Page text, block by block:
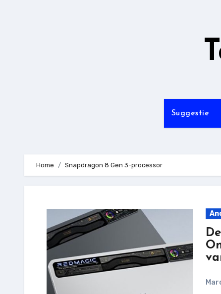
Suggestie
Home Snapdragon 8 Gen 3-processor